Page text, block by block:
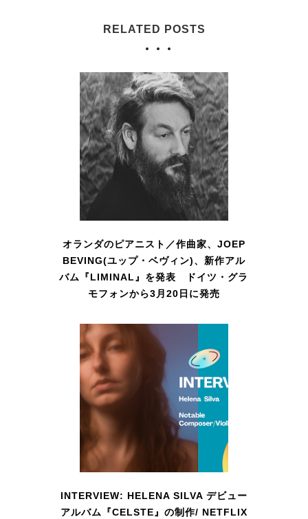
RELATED POSTS
オランダのピアニスト／作曲家、JOEP
BEVING(ユップ・ベヴィン)、新作アル
バム『LIMINAL』を発表 ドイツ・グラ
モフォンから3月20日に発売
INTERVIEW: HELENA SILVA デビュー
アルバム『CELSTE』の制作/ NETFLIX